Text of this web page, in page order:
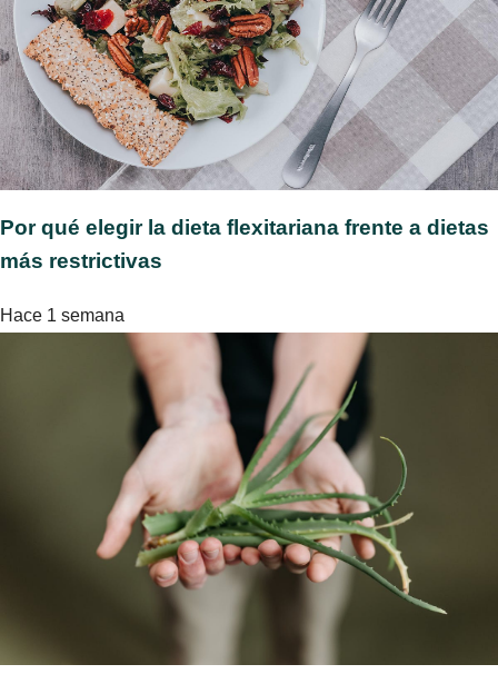
Por qué elegir la dieta flexitariana frente a dietas
más restrictivas
Hace 1 semana